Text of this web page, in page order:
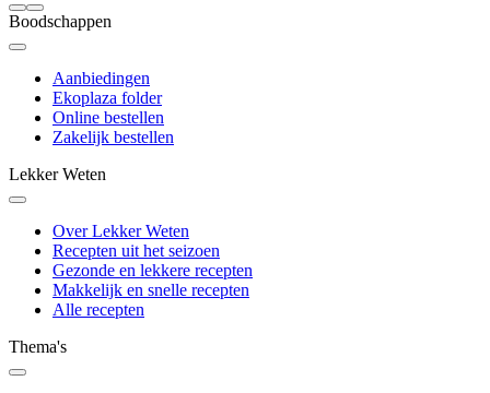
Boodschappen
Aanbiedingen
Ekoplaza folder
Online bestellen
Zakelijk bestellen
Lekker Weten
Over Lekker Weten
Recepten uit het seizoen
Gezonde en lekkere recepten
Makkelijk en snelle recepten
Alle recepten
Thema's